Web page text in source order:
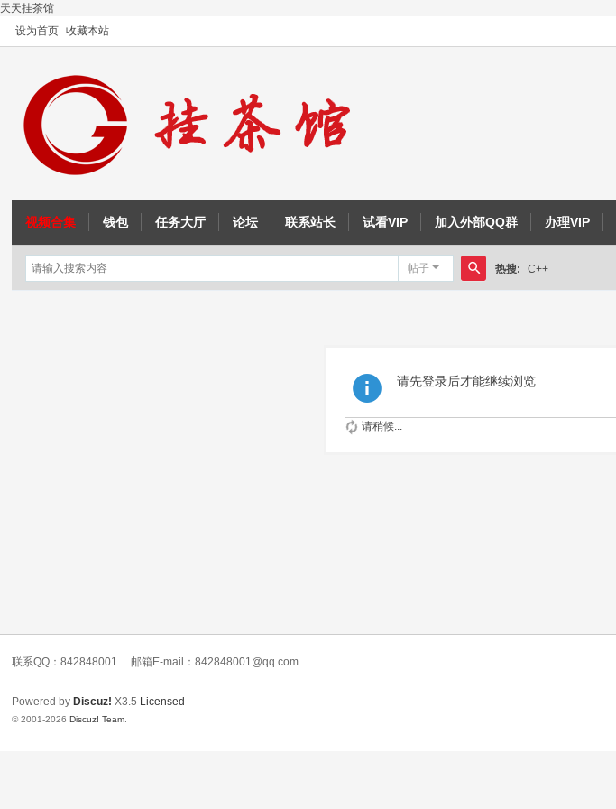
天天挂茶馆
设为首页
收藏本站
视频合集 钱包 任务大厅 论坛 联系站长 试看VIP 加入外部QQ群 办理VIP
帖子
搜
热搜: C++
请先登录后才能继续浏览
请稍候...
联系QQ：842848001 邮箱E-mail：842848001@qq.com
Powered by Discuz! X3.5 Licensed
© 2001-2026Discuz! Team